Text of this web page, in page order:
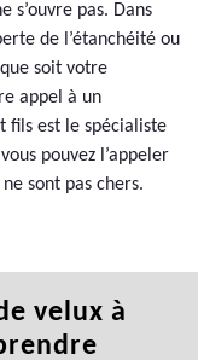
s’ouvre pas. Dans
de l’étanchéité ou
soit votre
appel à un
fils est le spécialiste
pouvez l’appeler
sont pas chers.
velux à